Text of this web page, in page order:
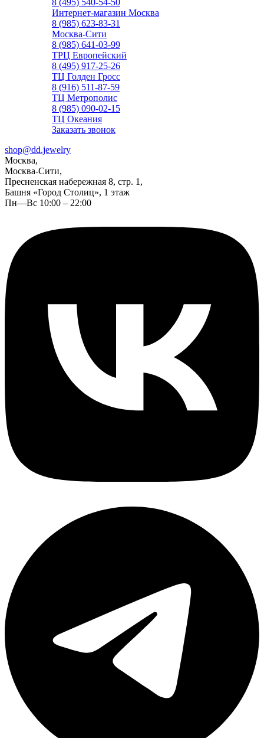
8 (495) 540-54-50
Интернет-магазин Москва
8 (985) 623-83-31
Москва-Сити
8 (985) 641-03-99
ТРЦ Европейский
8 (495) 917-25-26
ТЦ Голден Гросс
8 (916) 511-87-59
ТЦ Метрополис
8 (985) 090-02-15
ТЦ Океания
Заказать звонок
shop@dd.jewelry
Москва,
Москва-Сити,
Пресненская набережная 8, стр. 1,
Башня «Город Столиц», 1 этаж
Пн—Вс 10:00 – 22:00